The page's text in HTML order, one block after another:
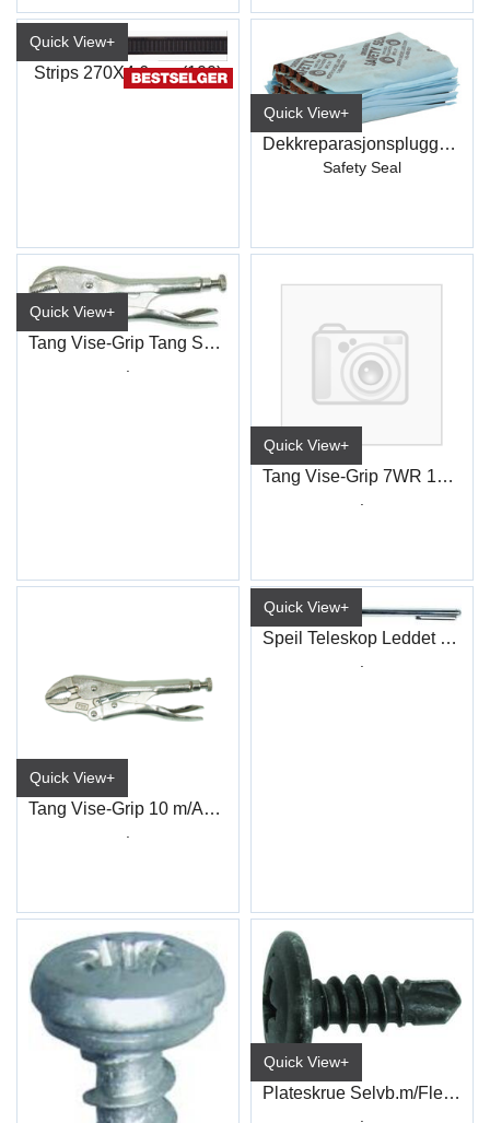
Quick View+
Strips 270X4,6mm (100)
Quick View+
Dekkreparasjonsplugger (60)
Safety Seal
Quick View+
Tang Vise-Grip Tang Spiss 7R 180mm
Quick View+
Tang Vise-Grip 7WR 180mm
Quick View+
Tang Vise-Grip 10 m/Avbiter 10WR
Quick View+
Speil Teleskop Leddet Ø40mm
Quick View+
Plateskrue Selvb.m/Flens PH Sort